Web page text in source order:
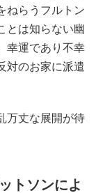
ねらうフルトン
は知らない幽
幸運であり不幸
対のお家に派遣
万丈な展開が待
トソンによ